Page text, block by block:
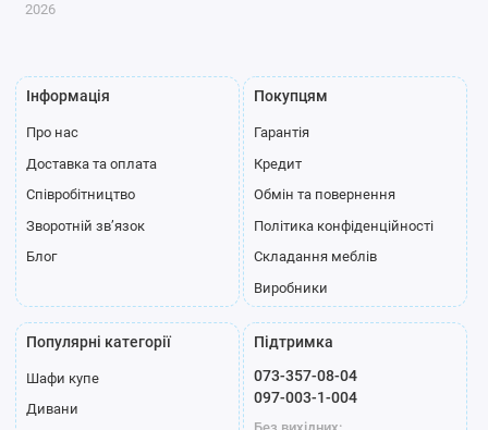
2026
Інформація
Про нас
Доставка та оплата
Співробітництво
Зворотній зв’язок
Блог
Покупцям
Гарантія
Кредит
Обмін та повернення
Політика конфіденційності
Складання меблів
Виробники
Популярні категорії
Шафи купе
Дивани
Підтримка
073-357-08-04
097-003-1-004